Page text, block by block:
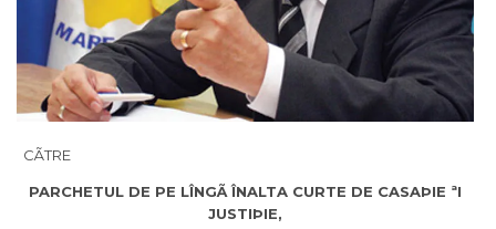
CÃTRE
PARCHETUL DE PE LÎNGÃ ÎNALTA CURTE DE CASAÞIE ªI
JUSTIÞIE,